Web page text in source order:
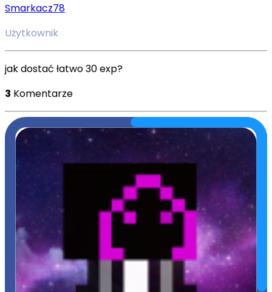
Smarkacz78
Użytkownik
jak dostać łatwo 30 exp?
3 Komentarze